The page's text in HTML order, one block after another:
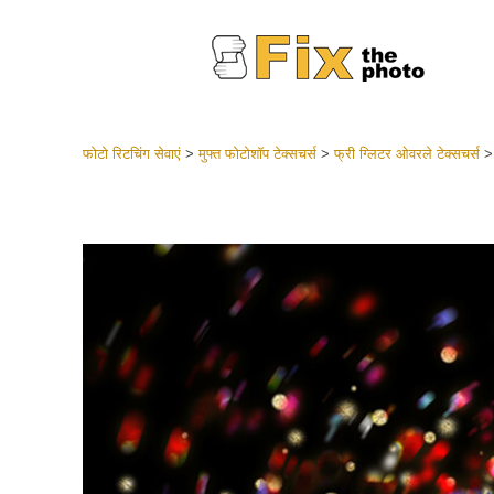
शादी
मोबाइल
फोटो रिटचिंग सेवाएं>मुफ्त फोटोशॉप टेक्सचर्स>फ्री ग्लिटर ओवरले टेक्सचर्स>